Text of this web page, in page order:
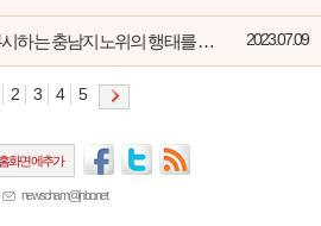
법원 판결과 중노위 판정도 무시하는 충남지노위의 행태를 규탄한다 2023.07.09
2 3 4 5
화면에추가
newscham@jinbo.net